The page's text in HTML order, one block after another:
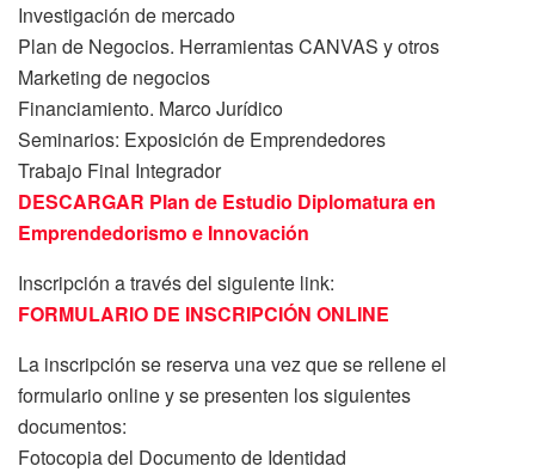
Investigación de mercado
Plan de Negocios. Herramientas CANVAS y otros
Marketing de negocios
Financiamiento. Marco Jurídico
Seminarios: Exposición de Emprendedores
Trabajo Final Integrador
DESCARGAR Plan de Estudio Diplomatura en
Emprendedorismo e Innovación
Inscripción a través del siguiente link:
FORMULARIO DE INSCRIPCIÓN ONLINE
La inscripción se reserva una vez que se rellene el
formulario online y se presenten los siguientes
documentos:
Fotocopia del Documento de Identidad